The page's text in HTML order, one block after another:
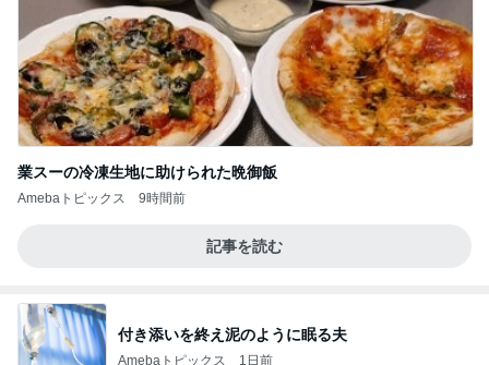
業スーの冷凍生地に助けられた晩御飯
Amebaトピックス 9時間前
記事を読む
付き添いを終え泥のように眠る夫
Amebaトピックス 1日前